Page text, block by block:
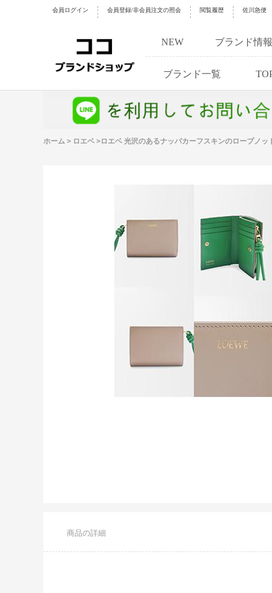
会員ログイン 会員登録/非会員注文の照会 閲覧履歴 佐川急便
NEW ブランド情報
ブランド一覧
ホーム > ロエベ >ロエベ 光沢のあるナッパカーフスキンのロープノッ
商品の詳細